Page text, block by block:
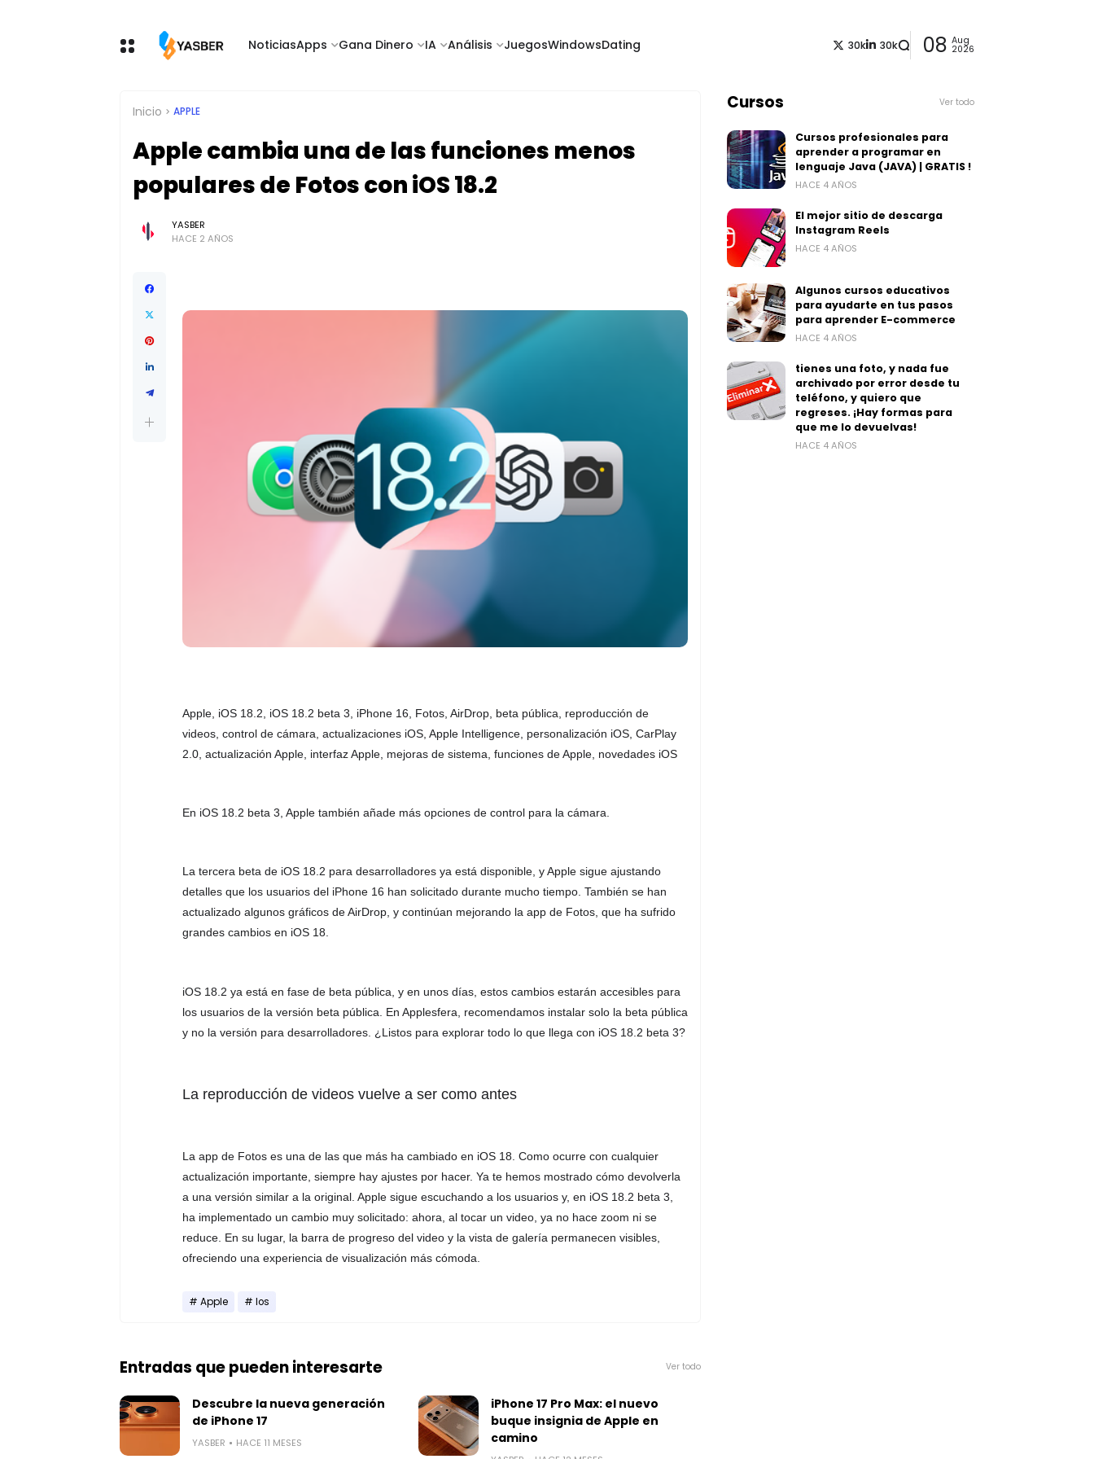
NoticiasApps Gana Dinero IA Análisis JuegosWindowsDating 30k 30k 08 Aug
2026
Inicio APPLE
Apple cambia una de las funciones menos
populares de Fotos con iOS 18.2
YASBER
HACE 2 AÑOS
Apple, iOS 18.2, iOS 18.2 beta 3, iPhone 16, Fotos, AirDrop, beta pública, reproducción de
videos, control de cámara, actualizaciones iOS, Apple Intelligence, personalización iOS, CarPlay
2.0, actualización Apple, interfaz Apple, mejoras de sistema, funciones de Apple, novedades iOS
En iOS 18.2 beta 3, Apple también añade más opciones de control para la cámara.
La tercera beta de iOS 18.2 para desarrolladores ya está disponible, y Apple sigue ajustando
detalles que los usuarios del iPhone 16 han solicitado durante mucho tiempo. También se han
actualizado algunos gráficos de AirDrop, y continúan mejorando la app de Fotos, que ha sufrido
grandes cambios en iOS 18.
iOS 18.2 ya está en fase de beta pública, y en unos días, estos cambios estarán accesibles para
los usuarios de la versión beta pública. En Applesfera, recomendamos instalar solo la beta pública
y no la versión para desarrolladores. ¿Listos para explorar todo lo que llega con iOS 18.2 beta 3?
La reproducción de videos vuelve a ser como antes
La app de Fotos es una de las que más ha cambiado en iOS 18. Como ocurre con cualquier
actualización importante, siempre hay ajustes por hacer. Ya te hemos mostrado cómo devolverla
a una versión similar a la original. Apple sigue escuchando a los usuarios y, en iOS 18.2 beta 3,
ha implementado un cambio muy solicitado: ahora, al tocar un video, ya no hace zoom ni se
reduce. En su lugar, la barra de progreso del video y la vista de galería permanecen visibles,
ofreciendo una experiencia de visualización más cómoda.
Apple Ios
Entradas que pueden interesarte Ver todo
Descubre la nueva generación
de iPhone 17
YASBER HACE 11 MESES
iPhone 17 Pro Max: el nuevo
buque insignia de Apple en
camino
Cursos Ver todo
Cursos profesionales para
aprender a programar en
lenguaje Java (JAVA) | GRATIS !
HACE 4 AÑOS
El mejor sitio de descarga
Instagram Reels
HACE 4 AÑOS
Algunos cursos educativos
para ayudarte en tus pasos
para aprender E-commerce
HACE 4 AÑOS
tienes una foto, y nada fue
archivado por error desde tu
teléfono, y quiero que
regreses. ¡Hay formas para
que me lo devuelvas!
HACE 4 AÑOS